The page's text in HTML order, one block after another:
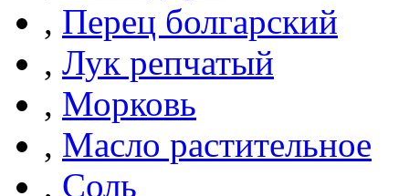
, Перец болгарский
, Лук репчатый
, Морковь
, Масло растительное
, Соль